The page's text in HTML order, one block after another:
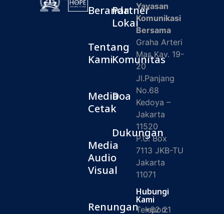
Beranda
Tentang
Kami
Media
Cetak
Media
Audio
Visual
Renungan
Partner
Lokal
Komunitas
Doa
Dukungan
Yayasan
Komunikasi
Bersama
Graha Arteri
Mas Kav. 19-
20
Jl.Panjang
No.68
Kedoya –
Jakarta
11520
P.O. Box
7113 JKB-TU
Jakarta
11071
Hubungi
Kami
Telepon:
+62 21